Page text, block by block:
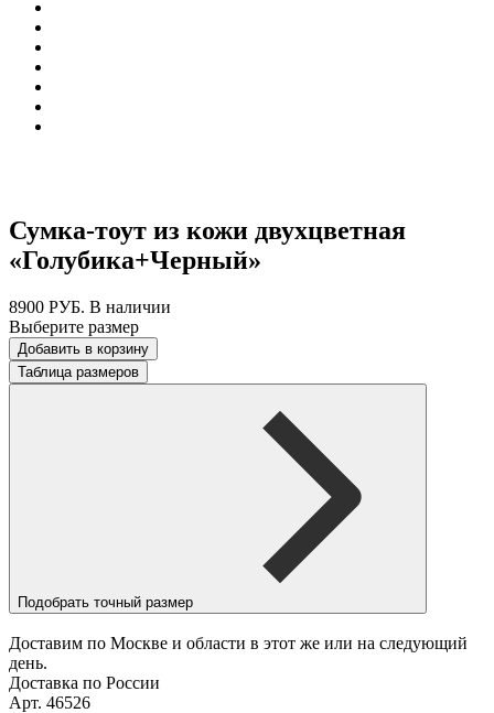
Сумка-тоут из кожи двухцветная
«Голубика+Черный»
8900 РУБ. В наличии
Выберите размер
Добавить в корзину
Таблица размеров
Подобрать точный размер
Доставим по Москве и области в этот же или на следующий
день.
Доставка по России
Арт. 46526